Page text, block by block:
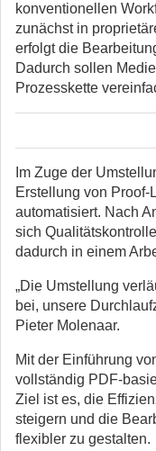
konventionellen
zunächst in
erfolgt die
Dadurch sollen
Prozesskette
Im Zuge der
Erstellung von
automatisiert. Nach
sich
dadurch in einem
„Die Umstellung
bei, unsere
Pieter Molenaar.
Mit der Einführung
vollständig PDF-
Ziel ist es, die
steigern und die
flexibler zu gestalten.